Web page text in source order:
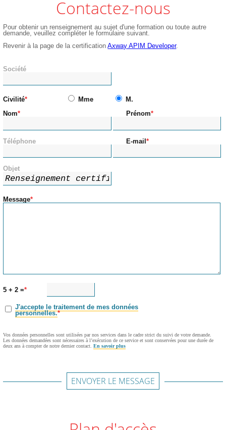
Contactez-nous
Pour obtenir un renseignement au sujet d'une formation ou toute autre
demande, veuillez compléter le formulaire suivant.
Revenir à la page de la certificationAxway APIM Developer.
Société
Civilité Mme
M.
Nom
Prénom
Téléphone E-mail
Objet
Message
5 + 2 =
J'accepte le traitement de mes données
personnelles.
Vos données personnelles sont utilisées par nos services dans le cadre strict du suivi de votre demande.
Les données demandées sont nécessaires à l’exécution de ce service et sont conservées pour une durée de
deux ans à compter de notre dernier contact.En savoir plus
ENVOYER LE MESSAGE